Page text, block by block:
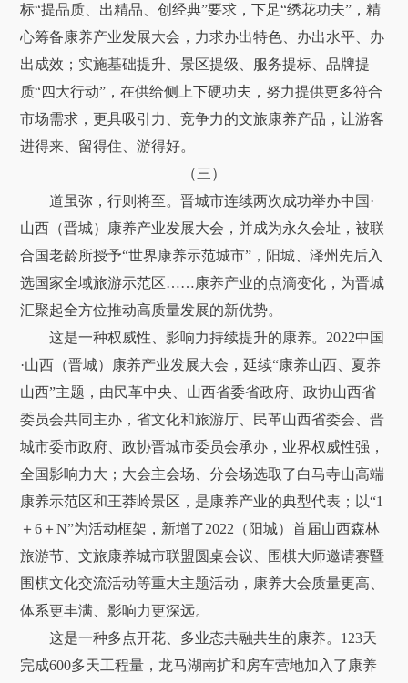
标“提品质、出精品、创经典”要求，下足“绣花功夫”，精
心筹备康养产业发展大会，力求办出特色、办出水平、办
出成效；实施基础提升、景区提级、服务提标、品牌提
质“四大行动”，在供给侧上下硬功夫，努力提供更多符合
市场需求，更具吸引力、竞争力的文旅康养产品，让游客
进得来、留得住、游得好。
（三）
道虽弥，行则将至。晋城市连续两次成功举办中国·
山西（晋城）康养产业发展大会，并成为永久会址，被联
合国老龄所授予“世界康养示范城市”，阳城、泽州先后入
选国家全域旅游示范区……康养产业的点滴变化，为晋城
汇聚起全方位推动高质量发展的新优势。
这是一种权威性、影响力持续提升的康养。2022中国
·山西（晋城）康养产业发展大会，延续“康养山西、夏养
山西”主题，由民革中央、山西省委省政府、政协山西省
委员会共同主办，省文化和旅游厅、民革山西省委会、晋
城市委市政府、政协晋城市委员会承办，业界权威性强，
全国影响力大；大会主会场、分会场选取了白马寺山高端
康养示范区和王莽岭景区，是康养产业的典型代表；以“1
＋6＋N”为活动框架，新增了2022（阳城）首届山西森林
旅游节、文旅康养城市联盟圆桌会议、围棋大师邀请赛暨
围棋文化交流活动等重大主题活动，康养大会质量更高、
体系更丰满、影响力更深远。
这是一种多点开花、多业态共融共生的康养。123天
完成600多天工程量，龙马湖南扩和房车营地加入了康养